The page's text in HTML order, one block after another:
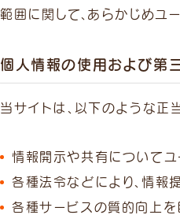
範囲に関して、あらかじめユ
個人情報の使用および第
当サイトは、以下のような正
情報開示や共有について
各種法令などにより、情報
各種サービスの質的向上